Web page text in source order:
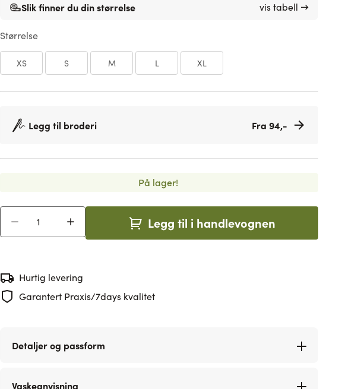
Slik finner du din størrelse vis tabell →
Størrelse
XS S M L XL
Legg til broderi Fra 94,-
På lager!
Legg til i handlevognen
Hurtig levering
Garantert Praxis/7days kvalitet
Detaljer og passform
Vaskeanvisning